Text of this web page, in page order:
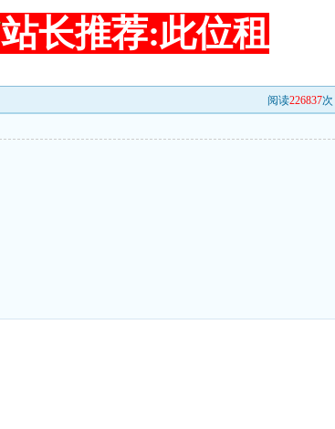
站长推荐:此位租
阅读226837次 |